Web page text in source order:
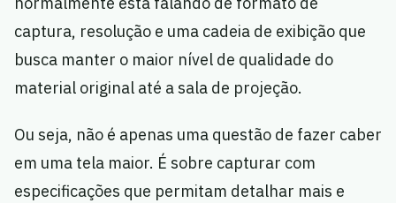
captura, resolução e uma cadeia de exibição que
busca manter o maior nível de qualidade do
material original até a sala de projeção.
Ou seja, não é apenas uma questão de fazer caber
em uma tela maior. É sobre capturar com
especificações que permitam detalhar mais e